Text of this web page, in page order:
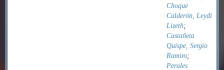
Choque
Calderón, Leydi
Lizeth;
Castañeta
Quispe, Sergio
Ramiro;
Perales